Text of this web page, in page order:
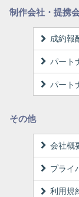
制作会社・提携
成約報
パート
パート
その他
会社概
プライ
利用規